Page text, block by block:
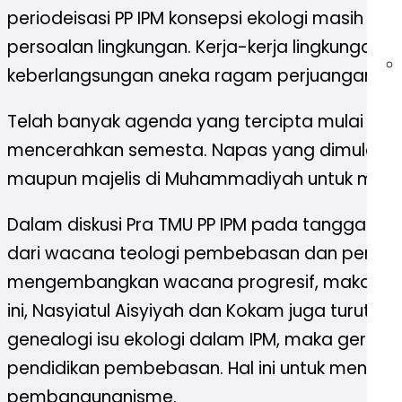
periodeisasi PP IPM konsepsi ekologi masih
persoalan lingkungan. Kerja-kerja
keberlangsungan aneka ragam perjuangan
Telah banyak agenda yang tercipta mulai
mencerahkan semesta. Napas yang dimulai
maupun majelis di Muhammadiyah untuk
Dalam diskusi Pra TMU PP IPM pada tanggal
dari wacana teologi pembebasan dan
mengembangkan wacana progresif, maka
ini, Nasyiatul Aisyiyah dan Kokam juga turut
genealogi isu ekologi dalam IPM, maka
pendidikan pembebasan. Hal ini untuk
pembangunanisme.